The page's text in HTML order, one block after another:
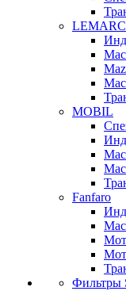
LEMARC
MOBIL
Fanfaro
Фильтры